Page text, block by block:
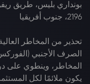
بونداري بليس، طريق
2196، جنوب أفريقيا
تحذير من المخاطر
المخاطر، وينطوي على
يكون ملائمًا لكل